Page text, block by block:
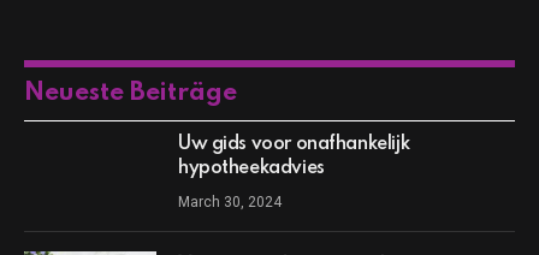
Neueste Beiträge
Uw gids voor onafhankelijk
hypotheekadvies
March 30, 2024